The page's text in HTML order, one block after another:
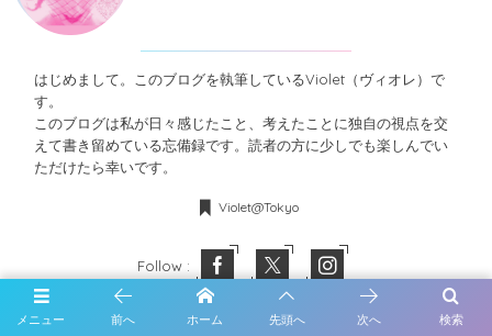
はじめまして。このブログを執筆しているViolet（ヴィオレ）で
す。
このブログは私が日々感じたこと、考えたことに独自の視点を交
えて書き留めている忘備録です。読者の方に少しでも楽しんでい
ただけたら幸いです。
Violet@Tokyo
Follow :
メニュー 検索
前へ ホーム 先頭へ 次へ